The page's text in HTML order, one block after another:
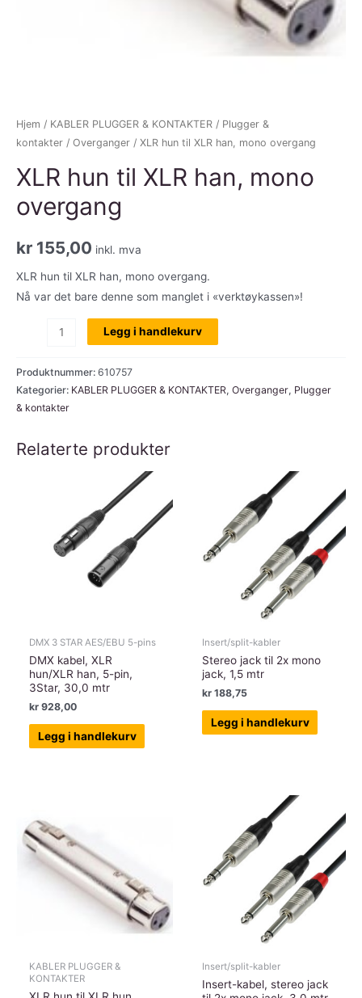
Hjem / KABLER PLUGGER & KONTAKTER / Plugger &
kontakter / Overganger / XLR hun til XLR han, mono overgang
XLR hun til XLR han, mono
overgang
kr 155,00 inkl. mva
XLR hun til XLR han, mono overgang.
Nå var det bare denne som manglet i «verktøykassen»!
til
XLR
han,
overgang
Legg i handlekurv
Produktnummer: 610757
Kategorier: KABLER PLUGGER & KONTAKTER, Overganger, Plugger
& kontakter
Relaterte produkter
DMX 3 STAR AES/EBU 5-pins
DMX kabel, XLR
hun/XLR han, 5-pin,
3Star, 30,0 mtr
kr 928,00
Legg i handlekurv
Insert/split-kabler
Stereo jack til 2x mono
jack, 1,5 mtr
kr 188,75
Legg i handlekurv
KABLER PLUGGER &
KONTAKTER
Insert/split-kabler
Insert-kabel, stereo jack